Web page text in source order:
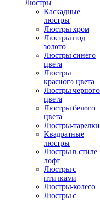
Люстры
Каскадные
люстры
Люстры хром
Люстры под
золото
Люстры синего
цвета
Люстры
красного цвета
Люстры черного
цвета
Люстры белого
цвета
Люстры-тарелки
Квадратные
люстры
Люстры в стиле
лофт
Люстры с
птичками
Люстры-колесо
Люстры с